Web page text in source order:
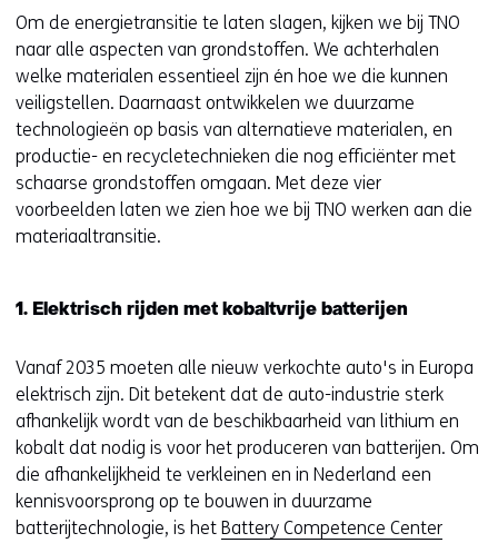
Om de energietransitie te laten slagen, kijken we bij TNO
naar alle aspecten van grondstoffen. We achterhalen
welke materialen essentieel zijn én hoe we die kunnen
veiligstellen. Daarnaast ontwikkelen we duurzame
technologieën op basis van alternatieve materialen, en
productie- en recycletechnieken die nog efficiënter met
schaarse grondstoffen omgaan. Met deze vier
voorbeelden laten we zien hoe we bij TNO werken aan die
materiaaltransitie.
1. Elektrisch rijden met kobaltvrije batterijen
Vanaf 2035 moeten alle nieuw verkochte auto's in Europa
elektrisch zijn. Dit betekent dat de auto-industrie sterk
afhankelijk wordt van de beschikbaarheid van lithium en
kobalt dat nodig is voor het produceren van batterijen. Om
die afhankelijkheid te verkleinen en in Nederland een
kennisvoorsprong op te bouwen in duurzame
batterijtechnologie, is het Battery Competence Center